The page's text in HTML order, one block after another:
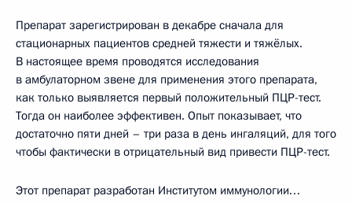
Препарат зарегистрирован в декабре сначала для
стационарных пациентов средней тяжести и тяжёлых.
В настоящее время проводятся исследования
в амбулаторном звене для применения этого препарата,
как только выявляется первый положительный ПЦР-тест.
Тогда он наиболее эффективен. Опыт показывает, что
достаточно пяти дней – три раза в день ингаляций, для того
чтобы фактически в отрицательный вид привести ПЦР-тест.
Этот препарат разработан Институтом иммунологии…